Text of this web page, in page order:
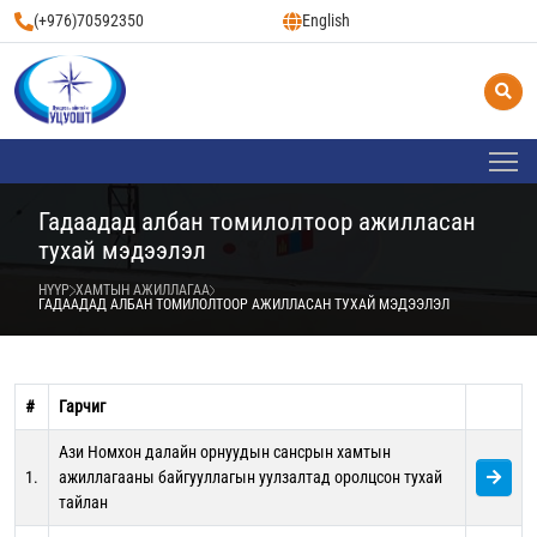
(+976)70592350 English
Гадаадад албан томилолтоор ажилласан
тухай мэдээлэл
НҮҮР ХАМТЫН АЖИЛЛАГАА
ГАДААДАД АЛБАН ТОМИЛОЛТООР АЖИЛЛАСАН ТУХАЙ МЭДЭЭЛЭЛ
# Гарчиг
1.
Ази Номхон далайн орнуудын сансрын хамтын
ажиллагааны байгууллагын уулзалтад оролцсон тухай
тайлан